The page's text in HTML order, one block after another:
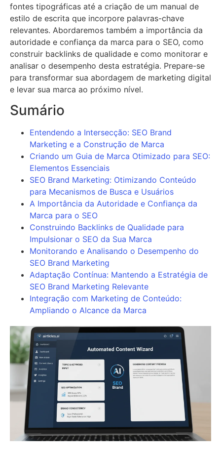
fontes tipográficas até a criação de um manual de
estilo de escrita que incorpore palavras-chave
relevantes. Abordaremos também a importância da
autoridade e confiança da marca para o SEO, como
construir backlinks de qualidade e como monitorar e
analisar o desempenho desta estratégia. Prepare-se
para transformar sua abordagem de marketing digital
e levar sua marca ao próximo nível.
Sumário
Entendendo a Intersecção: SEO Brand
Marketing e a Construção de Marca
Criando um Guia de Marca Otimizado para SEO:
Elementos Essenciais
SEO Brand Marketing: Otimizando Conteúdo
para Mecanismos de Busca e Usuários
A Importância da Autoridade e Confiança da
Marca para o SEO
Construindo Backlinks de Qualidade para
Impulsionar o SEO da Sua Marca
Monitorando e Analisando o Desempenho do
SEO Brand Marketing
Adaptação Contínua: Mantendo a Estratégia de
SEO Brand Marketing Relevante
Integração com Marketing de Conteúdo:
Ampliando o Alcance da Marca